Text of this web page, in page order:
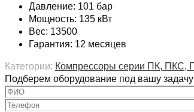
Давление: 101 бар
Мощность: 135 кВт
Вес: 13500
Гарантия: 12 месяцев
Категории: Компрессоры серии ПК, ПКС,
Подберем оборудование под вашу